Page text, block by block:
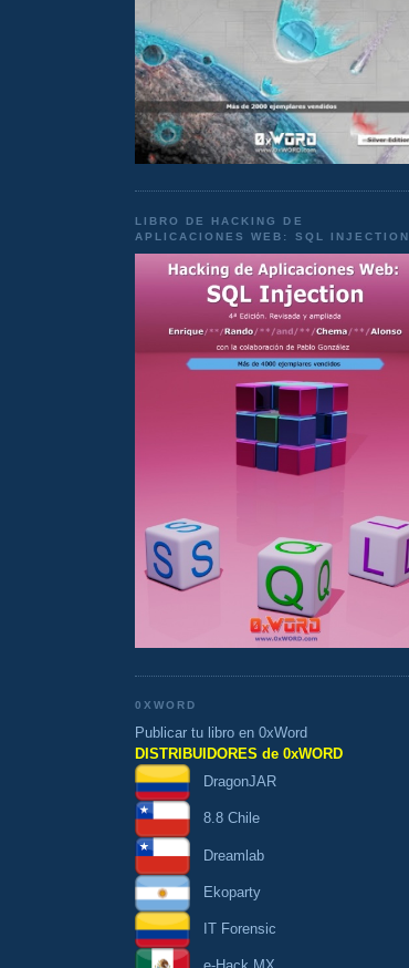
LIBRO DE HACKING DE
APLICACIONES WEB: SQL INJECTION
0XWORD
Publicar tu libro en 0xWord
DISTRIBUIDORES de 0xWORD
DragonJAR
8.8 Chile
Dreamlab
Ekoparty
IT Forensic